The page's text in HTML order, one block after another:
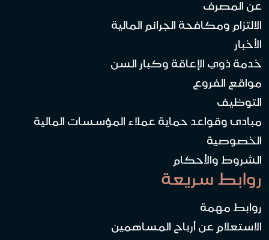
عن المصرف
الالتزام ومكافحة الجرائم المالية
الأخبار
خدمة ذوي الإعاقة وكبار السن
مواقع الفروع
التوظيف
مبادئ وقواعد حماية عملاء المؤسسات المالية
الخصوصية
الشروط والأحكام
روابط سريعة
روابط مهمة
الاستعلام عن أرباح المساهمين